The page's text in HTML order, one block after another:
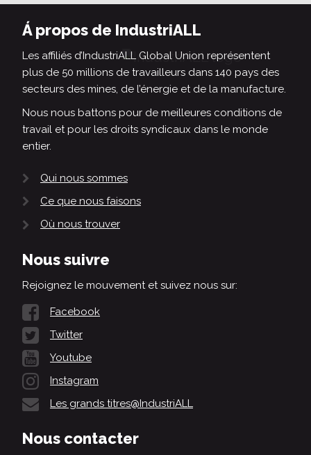
Á propos de IndustriALL
Les affiliés d’IndustriALL Global Union représentent
plus de 50 millions de travailleurs dans 140 pays des
secteurs des mines, de l’énergie et de la manufacture.
Nous nous battons pour de meilleures conditions de
travail et pour les droits syndicaux dans le monde
entier.
Qui nous sommes
Ce que nous faisons
Où nous trouver
Nous suivre
Rejoignez le mouvement et suivez nous sur:
Facebook
Twitter
Youtube
Instagram
Les grands titres@IndustriALL
Nous contacter